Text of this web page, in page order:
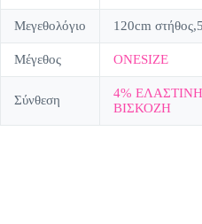
Μεγεθολόγιο 120cm
Μέγεθος ONESIZE
Σύνθεση 4% ΕΛΑΣΤΙΝΗ
ΒΙΣΚΟΖΗ